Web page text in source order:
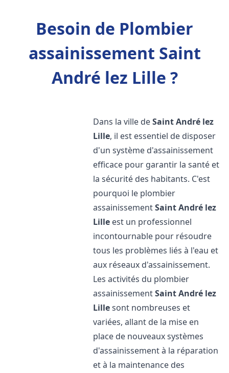
Besoin de Plombier
assainissement Saint
André lez Lille ?
Dans la ville deSaint André lez
Lille, il est essentiel de disposer
d'un système d'assainissement
efficace pour garantir la santé et
la sécurité des habitants. C'est
pourquoi le plombier
assainissementSaint André lez
Lille est un professionnel
incontournable pour résoudre
tous les problèmes liés à l'eau et
aux réseaux d'assainissement.
Les activités du plombier
assainissementSaint André lez
Lillesont nombreuses et
variées, allant de la mise en
place de nouveaux systèmes
d'assainissement à la réparation
et à la maintenance des